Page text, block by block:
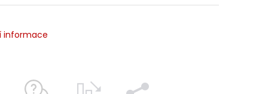
informace